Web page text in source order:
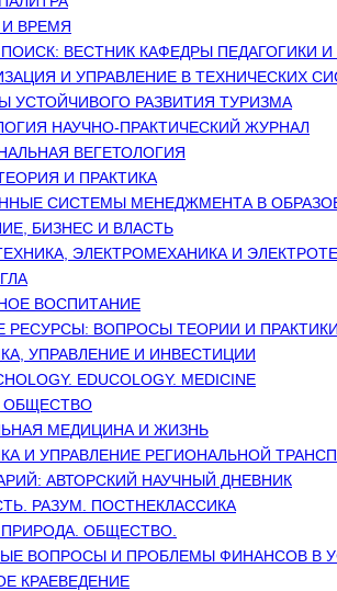
И ВРЕМЯ
ВЕСТНИК КАФЕДРЫ ПЕДАГОГИКИ
И УПРАВЛЕНИЕ В ТЕХНИЧЕСКИХ
УСТОЙЧИВОГО РАЗВИТИЯ ТУРИЗМА
НАУЧНО-ПРАКТИЧЕСКИЙ ЖУРНАЛ
ВЕГЕТОЛОГИЯ
И ПРАКТИКА
СИСТЕМЫ МЕНЕДЖМЕНТА В
БИЗНЕС И ВЛАСТЬ
ЭЛЕКТРОМЕХАНИКА И
ВОСПИТАНИЕ
РЕСУРСЫ: ВОПРОСЫ ТЕОРИИ И
УПРАВЛЕНИЕ И ИНВЕСТИЦИИ
EDUCOLOGY. MEDICINE
ОБЩЕСТВО
МЕДИЦИНА И ЖИЗНЬ
И УПРАВЛЕНИЕ РЕГИОНАЛЬНОЙ
АВТОРСКИЙ НАУЧНЫЙ ДНЕВНИК
РАЗУМ. ПОСТНЕКЛАССИКА
ПРИРОДА. ОБЩЕСТВО.
ВОПРОСЫ И ПРОБЛЕМЫ ФИНАНСОВ В
КРАЕВЕДЕНИЕ